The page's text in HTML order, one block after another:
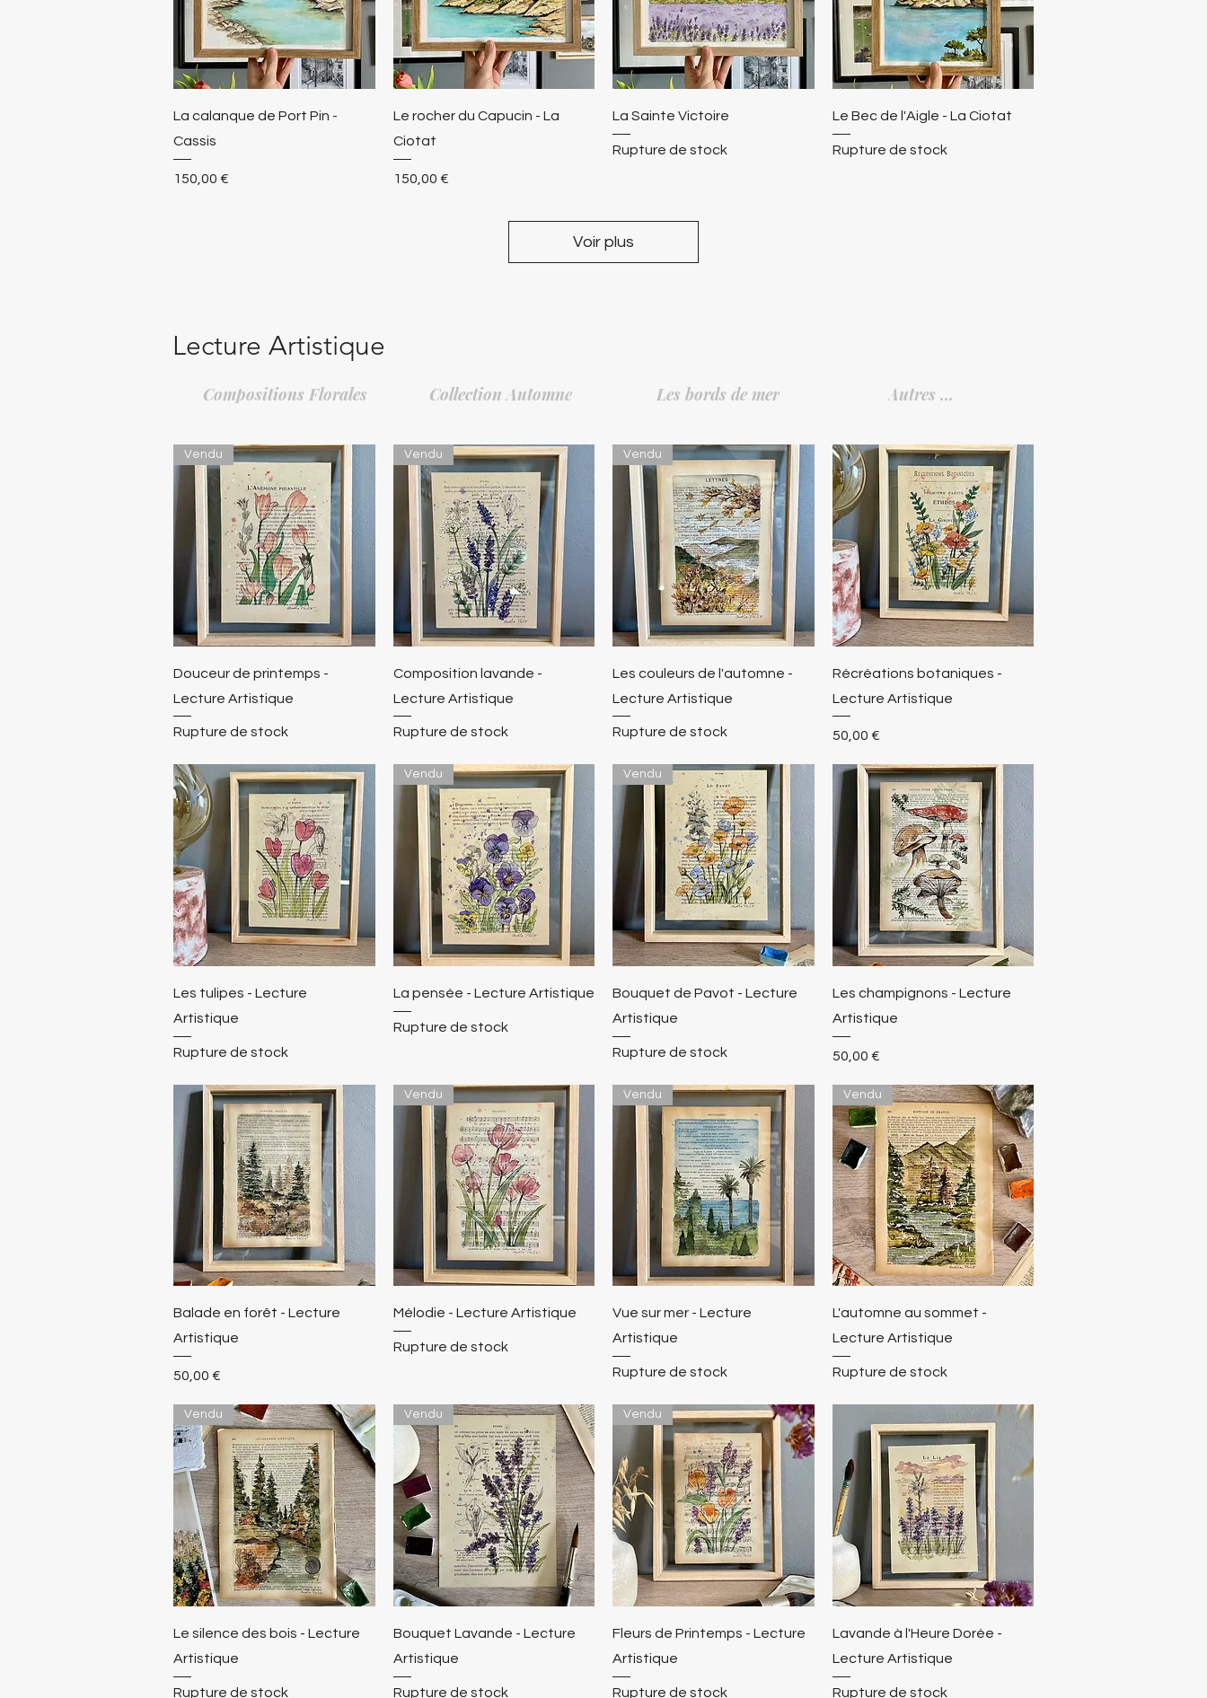
La calanque de Port Pin -
Cassis
Prix
150,00 €
Le rocher du Capucin - La
Ciotat
Prix
150,00 €
La Sainte Victoire
Rupture de stock
Le Bec de l'Aigle - La Ciotat
Rupture de stock
Voir plus
Lecture Artistique
Compositions Florales Collection Automne Les bords de mer Autres ...
Vendu
Douceur de printemps -
Lecture Artistique
Rupture de stock
Vendu
Composition lavande -
Lecture Artistique
Rupture de stock
Vendu
Les couleurs de l'automne -
Lecture Artistique
Rupture de stock
Récréations botaniques -
Lecture Artistique
Prix
50,00 €
Les tulipes - Lecture
Artistique
Rupture de stock
Vendu
La pensée - Lecture Artistique
Rupture de stock
Vendu
Bouquet de Pavot - Lecture
Artistique
Rupture de stock
Les champignons - Lecture
Artistique
Prix
50,00 €
Balade en forêt - Lecture
Artistique
Prix
50,00 €
Vendu
Mélodie - Lecture Artistique
Rupture de stock
Vendu
Vue sur mer - Lecture
Artistique
Rupture de stock
Vendu
L'automne au sommet -
Lecture Artistique
Rupture de stock
Vendu
Le silence des bois - Lecture
Artistique
Rupture de stock
Vendu
Bouquet Lavande - Lecture
Artistique
Rupture de stock
Vendu
Fleurs de Printemps - Lecture
Artistique
Rupture de stock
Lavande à l'Heure Dorée -
Lecture Artistique
Rupture de stock